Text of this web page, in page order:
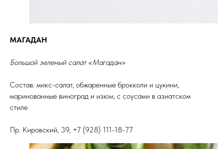
МАГАДАН
Большой зеленый салат «Магадан»
Состав: микс-салат, обжаренные брокколи и цукини,
маринованные виноград и изюм, с соусами в азиатском
стиле
Пр. Кировский, 39, +7 (928) 111-18-77